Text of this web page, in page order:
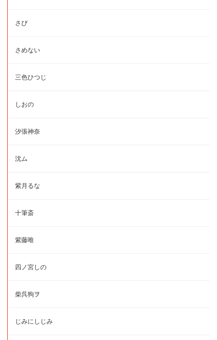
さび
さめない
三色ひつじ
しおの
汐張神奈
沈ム
紫月るな
十筆斎
紫藤唯
四ノ宮しの
柴呉狗ヲ
じみにしじみ